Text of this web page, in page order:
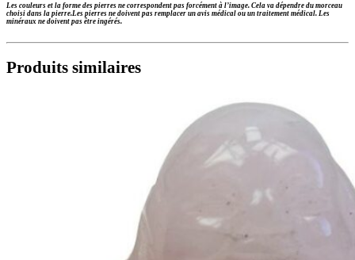
Les couleurs et la forme des pierres ne correspondent pas forcément à l’image. Cela va dépendre du morceau
choisi dans la pierre.Les pierres ne doivent pas remplacer un avis médical ou un traitement médical. Les
minéraux ne doivent pas être ingérés.
Produits similaires